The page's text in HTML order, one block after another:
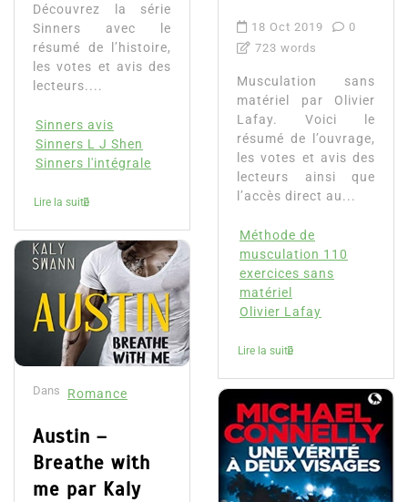
Découvrez la série
Sinners avec le
résumé de l’histoire,
les votes et avis des
lecteurs....
Sinners avis
Sinners L J Shen
Sinners l'intégrale
Lire la suite
Dans Romance
Austin –
Breathe with
me par Kaly
18 Oct 2019
0
723 words
Musculation sans
matériel par Olivier
Lafay. Voici le
résumé de l’ouvrage,
les votes et avis des
lecteurs ainsi que
l’accès direct au...
Méthode de
musculation 110
exercices sans
matériel
Olivier Lafay
Lire la suite